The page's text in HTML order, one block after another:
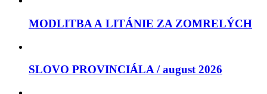
MODLITBA A LITÁNIE ZA ZOMRELÝCH
SLOVO PROVINCIÁLA / august 2026